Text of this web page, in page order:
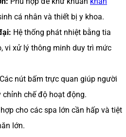
cá nhân và thiết bị y khoa.
Hệ thống phát nhiệt bằng tia
vi xử lý thông minh duy trì mức
Các nút bấm trực quan giúp người
chỉnh chế độ hoạt động.
cho các spa lớn cần hấp và tiệt
lớn.